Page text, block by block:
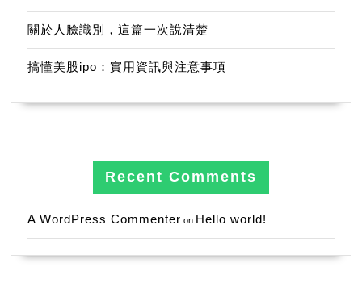
關於人臉識別，這篇一次說清楚
搞懂美股ipo：實用資訊與注意事項
Recent Comments
A WordPress Commenter on Hello world!